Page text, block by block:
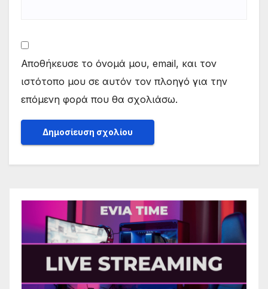
Αποθήκευσε το όνομά μου, email, και τον
ιστότοπο μου σε αυτόν τον πλοηγό για την
επόμενη φορά που θα σχολιάσω.